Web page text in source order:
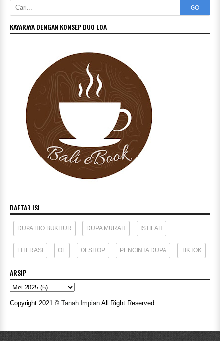
GO
KAYARAYA DENGAN KONSEP DUO LOA
DAFTAR ISI
DUPA HIO BUKHUR DUPA MURAH ISTILAH
LITERASI OL OLSHOP PENCINTA DUPA TIKTOK
ARSIP
Copyright 2021 © Tanah Impian All Right Reserved